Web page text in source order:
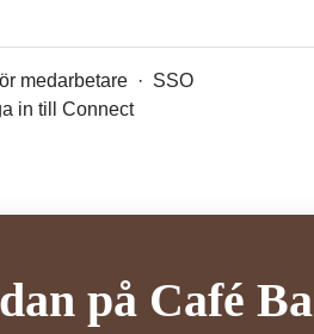
medarbetare · SSO
in till Connect
på Café